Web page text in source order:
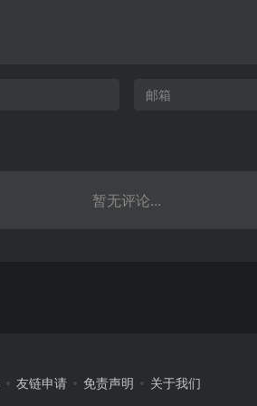
暂无评论...
友链申请 免责声明 关于我们